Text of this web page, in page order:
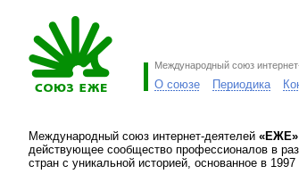
Международный союз
О союзе Периодика
Международный союз интернет-деятелей «ЕЖЕ»
действующее сообщество профессионалов в
стран с уникальной историей, основанное в 1997